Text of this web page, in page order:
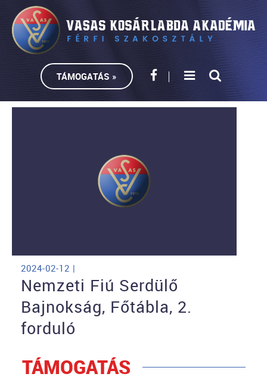
TÁMOGATÁS »
2024-02-12 |
Nemzeti Fiú Serdülő
Bajnokság, Főtábla, 2.
forduló
TÁMOGATÁS